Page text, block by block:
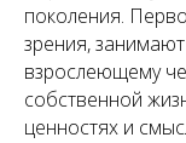
поколения.
зрения,
взрослеющему
собственной
ценностях и